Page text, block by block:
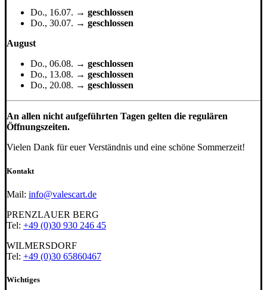
Do., 16.07. → geschlossen
Do., 30.07. → geschlossen
August
Do., 06.08. → geschlossen
Do., 13.08. → geschlossen
Do., 20.08. → geschlossen
An allen nicht aufgeführten Tagen gelten die regulären
Öffnungszeiten.
Vielen Dank für euer Verständnis und eine schöne Sommerzeit!
Kontakt
Mail: info@valescart.de
PRENZLAUER BERG
Tel: +49 (0)30 930 246 45
WILMERSDORF
Tel: +49 (0)30 65860467
Wichtiges